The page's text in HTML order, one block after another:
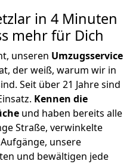
in 4 Minuten
mehr für Dich
unseren Umzugsservice
der weiß, warum wir in
Seit über 21 Jahre sind
Kennen die
und haben bereits alle
Straße, verwinkelte
unsere
und bewältigen jede